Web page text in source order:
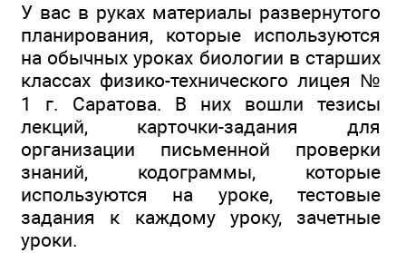
У вас в руках материалы развернутого
планирования, которые используются
на обычных уроках биологии в старших
классах физико-технического лицея №
1 г. Саратова. В них вошли тезисы
лекций, карточки-задания для
организации письменной проверки
знаний, кодограммы, которые
используются на уроке, тестовые
задания к каждому уроку, зачетные
уроки.